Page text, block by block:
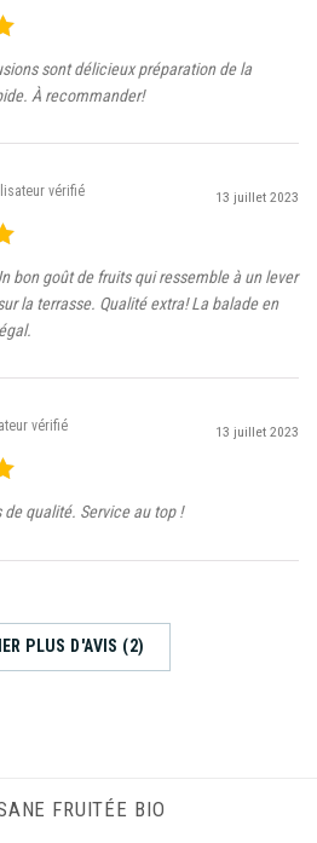
sont délicieux préparation de la
À recommander!
vérifié 13 juillet 2023
bon goût de fruits qui ressemble à un lever
la terrasse. Qualité extra! La balade en
vérifié 13 juillet 2023
de qualité. Service au top !
PLUS D'AVIS (2)
FRUITÉE BIO